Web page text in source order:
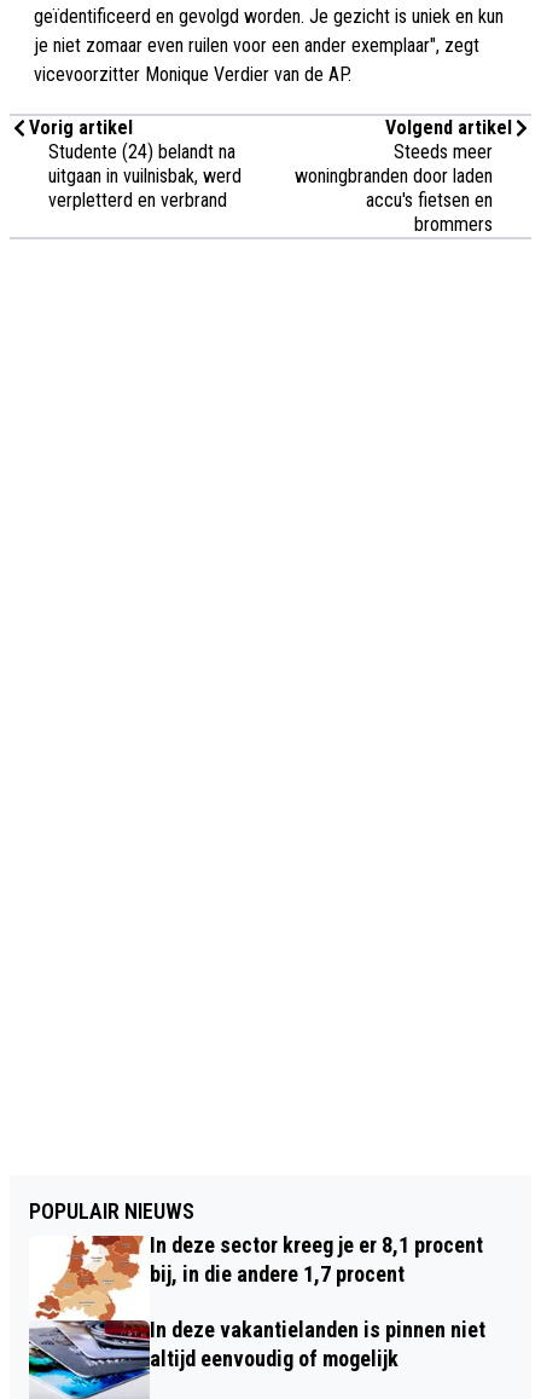
geïdentificeerd en gevolgd worden. Je gezicht is uniek en kun
je niet zomaar even ruilen voor een ander exemplaar", zegt
vicevoorzitter Monique Verdier van de AP.
Vorig artikel
Studente (24) belandt na
uitgaan in vuilnisbak, werd
verpletterd en verbrand
Volgend artikel
Steeds meer
woningbranden door laden
accu's fietsen en
brommers
POPULAIR NIEUWS
In deze sector kreeg je er 8,1 procent
bij, in die andere 1,7 procent
In deze vakantielanden is pinnen niet
altijd eenvoudig of mogelijk